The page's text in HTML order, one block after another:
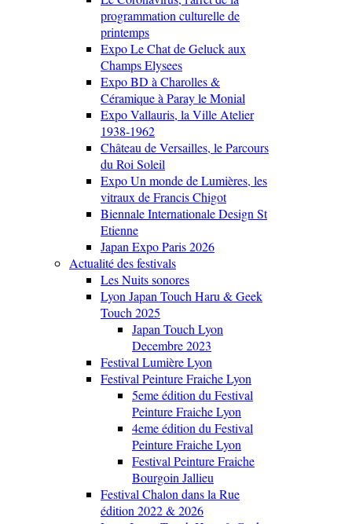
programmation culturelle de
printemps
Expo Le Chat de Geluck aux
Champs Elysees
Expo BD à Charolles &
Céramique à Paray le Monial
Expo Vallauris, la Ville Atelier
1938-1962
Château de Versailles, le Parcours
du Roi Soleil
Expo Un monde de Lumières, les
vitraux de Francis Chigot
Biennale Internationale Design St
Etienne
Japan Expo Paris 2026
Actualité des festivals
Les Nuits sonores
Lyon Japan Touch Haru & Geek
Touch 2025
Japan Touch Lyon
Decembre 2023
Festival Lumière Lyon
Festival Peinture Fraiche Lyon
5eme édition du Festival
Peinture Fraiche Lyon
4eme édition du Festival
Peinture Fraiche Lyon
Festival Peinture Fraiche
Bourgoin Jallieu
Festival Chalon dans la Rue
édition 2022 & 2026